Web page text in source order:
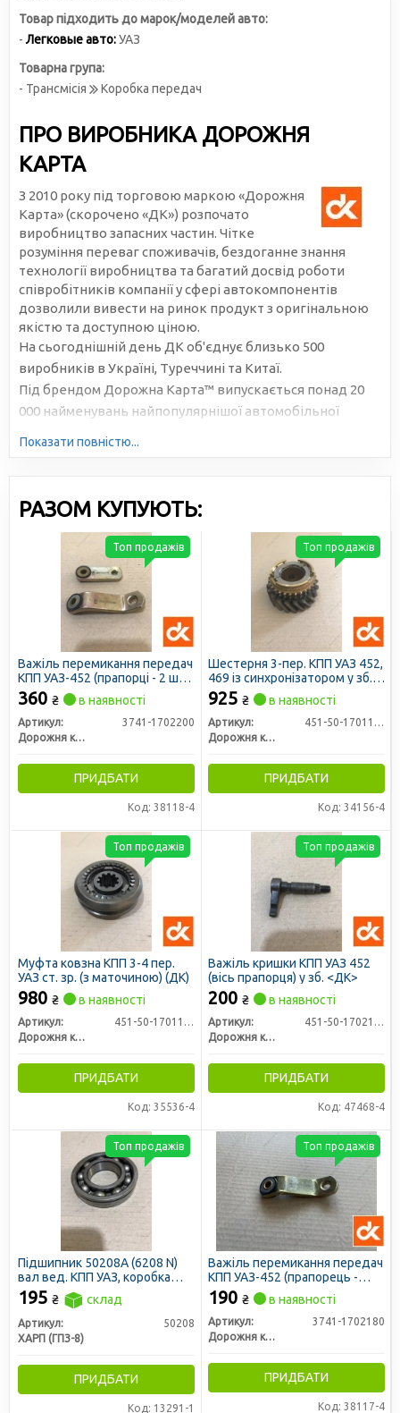
Товар підходить до марок/моделей авто:
-Легковые авто:УАЗ
Товарна група:
- Трансмісія
Коробка передач
ПРО ВИРОБНИКА ДОРОЖНЯ
КАРТА
З 2010 року під торговою маркою «Дорожня
Карта» (скорочено «ДК») розпочато
виробництво запасних частин. Чітке
розуміння переваг споживачів, бездоганне знання
технології виробництва та багатий досвід роботи
співробітників компанії у сфері автокомпонентів
дозволили вивести на ринок продукт з оригінальною
якістю та доступною ціною.
На сьогоднішній день ДК об'єднує близько 500
виробників в Україні, Туреччині та Китаї.
Під брендом Дорожна Карта™ випускається понад 20
000 найменувань найпопулярнішої автомобільної
Показати повністю...
РАЗОМ КУПУЮТЬ:
Важіль перемикання передач
КПП УАЗ-452 (прапорці - 2 шт)
(ДК)
360 ₴ в наявності
Артикул:
3741-1702200
Дорожня карта
ПРИДБАТИ
Код: 38118-4
Топ продажів
Шестерня 3-пер. КПП УАЗ 452,
469 із синхронізатором у зб.
(ст. зр.) (ДК)
925 ₴ в наявності
Артикул:
451-50-1701122
Дорожня карта
ПРИДБАТИ
Код: 34156-4
Топ продажів
Муфта ковзна КПП 3-4 пер.
УАЗ ст. зр. (з маточиною) (ДК)
980 ₴ в наявності
Артикул:
451-50-1701120
Дорожня карта
ПРИДБАТИ
Код: 35536-4
Топ продажів
Важіль кришки КПП УАЗ 452
(вісь прапорця) у зб. <ДК>
200 ₴ в наявності
Артикул:
451-50-1702160-10
Дорожня карта
ПРИДБАТИ
Код: 47468-4
Топ продажів
Підшипник 50208А (6208 N)
вал вед. КПП УАЗ, коробка
відбору потужності УРАЛ
(ХАРП)
195 ₴ склад
Артикул:
50208
ХАРП (ГПЗ-8)
ПРИДБАТИ
Код: 13291-1
Топ продажів
Важіль перемикання передач
КПП УАЗ-452 (прапорець -
1шт) (ДК)
190 ₴ в наявності
Артикул:
3741-1702180
Дорожня карта
ПРИДБАТИ
Код: 38117-4
Топ продажів